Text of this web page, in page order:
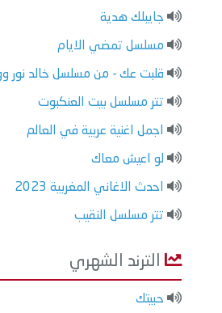
جايبلك هدية
مسلسل تمضي الايام
قلبت عك - من مسلسل خالد نور
تتر مسلسل بيت العنكبوت
اجمل اغنية عربية في العالم
لو اعيش معاك
احدث الاغاني المغربية 2023
تتر مسلسل النقيب
الترند الشهري
حبيتك